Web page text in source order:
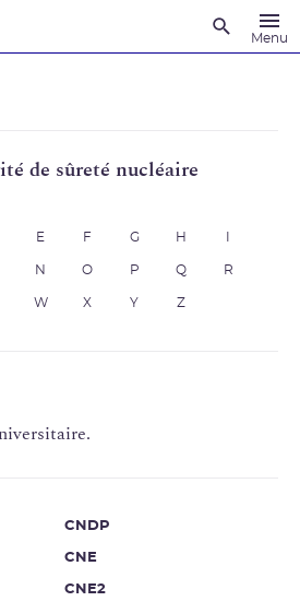
Menu
de sûreté nucléaire
E F G H
N O P Q R
W X Y Z
CNDP
CNE
CNE2